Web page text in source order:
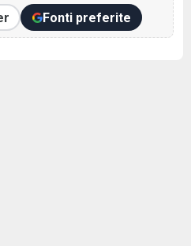
Fonti preferite